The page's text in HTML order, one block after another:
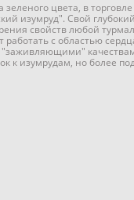
цвета, в
изумруд". Свой
свойств любой
с областью
"заживляющими"
к изумрудам, но более